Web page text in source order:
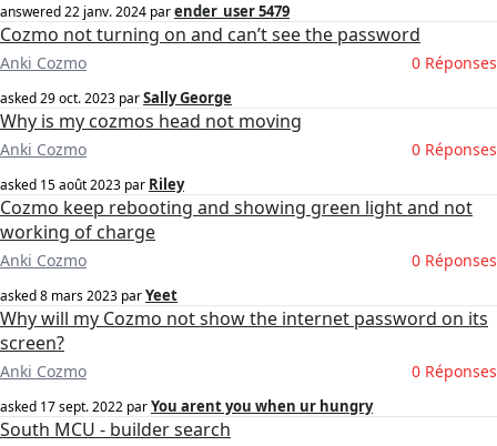
answered22 janv. 2024 parender_user 5479
Cozmo not turning on and can’t see the password
Anki Cozmo 0 Réponses
asked29 oct. 2023 parSally George
Why is my cozmos head not moving
Anki Cozmo 0 Réponses
asked 15 août 2023 par Riley
Cozmo keep rebooting and showing green light and not
working of charge
Anki Cozmo 0 Réponses
asked8 mars 2023 parYeet
Why will my Cozmo not show the internet password on its
screen?
Anki Cozmo 0 Réponses
asked 17 sept. 2022 parYou arent you when ur hungry
South MCU - builder search